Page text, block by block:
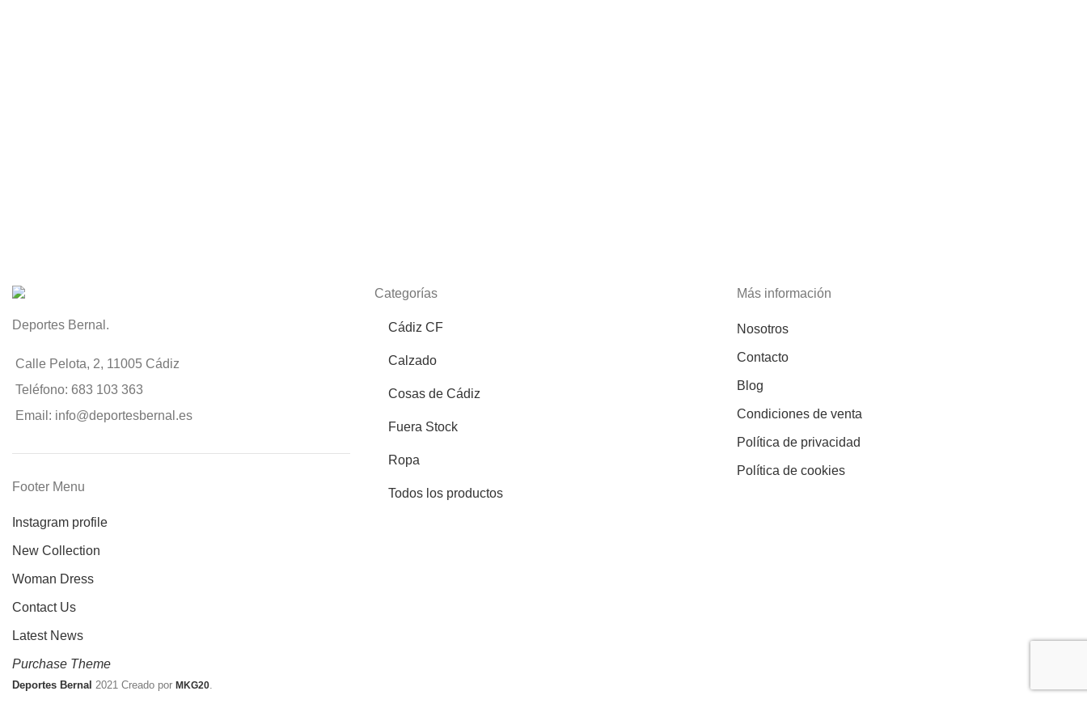
Deportes Bernal.
Calle Pelota, 2, 11005 Cádiz
Teléfono: 683 103 363
Email: info@deportesbernal.es
Footer Menu
Instagram profile
New Collection
Woman Dress
Contact Us
Latest News
Purchase Theme
Categorías
Cádiz CF
Calzado
Cosas de Cádiz
Fuera Stock
Ropa
Todos los productos
Más información
Nosotros
Contacto
Blog
Condiciones de venta
Política de privacidad
Política de cookies
Deportes Bernal 2021 Creado por MKG20